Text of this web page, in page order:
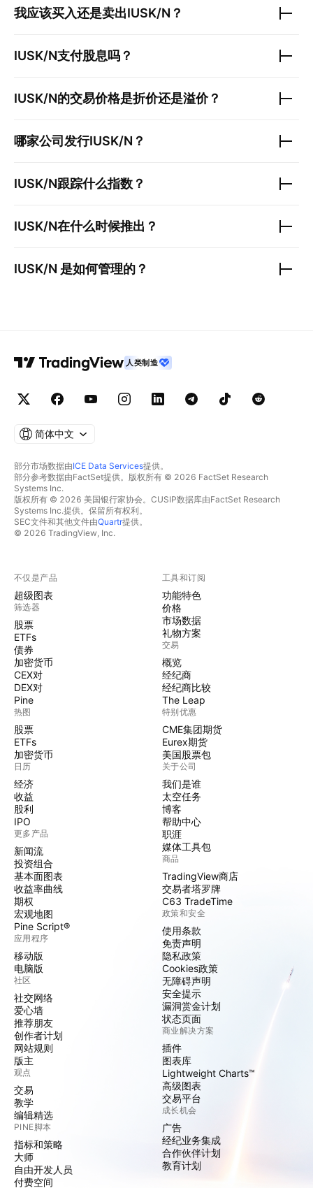
我应该买入还是卖出IUSK/N ？
IUSK/N支付股息吗？
IUSK/N的交易价格是折价还是溢价？
哪家公司发行IUSK/N ？
IUSK/N跟踪什么指数？
IUSK/N在什么时候推出？
IUSK/N 是如何管理的？
人类制造
简体中文
部分市场数据由ICE Data Services提供。
部分参考数据由FactSet提供。版权所有 © 2026 FactSet Research
Systems Inc.
版权所有 © 2026 美国银行家协会。CUSIP数据库由FactSet Research
Systems Inc.提供。保留所有权利。
SEC文件和其他文件由Quartr提供。
© 2026 TradingView, Inc.
不仅是产品
超级图表
筛选器
股票
ETFs
债券
加密货币
CEX对
DEX对
Pine
热图
股票
ETFs
加密货币
日历
经济
收益
股利
IPO
更多产品
新闻流
投资组合
基本面图表
收益率曲线
期权
宏观地图
Pine Script®
应用程序
移动版
电脑版
社区
社交网络
爱心墙
推荐朋友
创作者计划
网站规则
版主
观点
交易
教学
编辑精选
PINE脚本
指标和策略
大师
自由开发人员
付费空间
工具和订阅
功能特色
价格
市场数据
礼物方案
交易
概览
经纪商
经纪商比较
The Leap
特别优惠
CME集团期货
Eurex期货
美国股票包
关于公司
我们是谁
太空任务
博客
帮助中心
职涯
媒体工具包
商品
TradingView商店
交易者塔罗牌
C63 TradeTime
政策和安全
使用条款
免责声明
隐私政策
Cookies政策
无障碍声明
安全提示
漏洞赏金计划
状态页面
商业解决方案
插件
图表库
Lightweight Charts™
高级图表
交易平台
成长机会
广告
经纪业务集成
合作伙伴计划
教育计划